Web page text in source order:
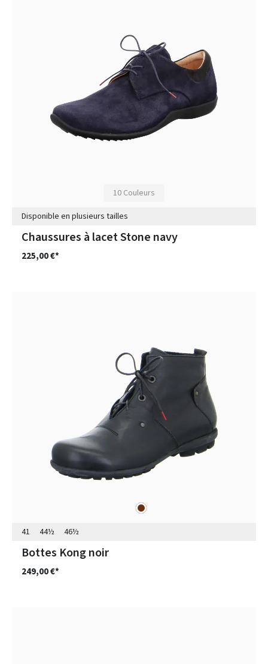
10 Couleurs
Disponible en plusieurs tailles
Chaussures à lacet Stone navy
225,00 €*
marron
41 44½ 46½
Bottes Kong noir
249,00 €*